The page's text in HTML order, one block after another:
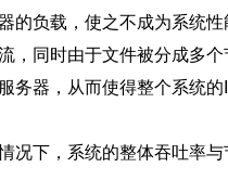
的负载，使之不成为系统
，同时由于文件被分成多
务器，从而使得整个系统
下，系统的整体吞吐率与